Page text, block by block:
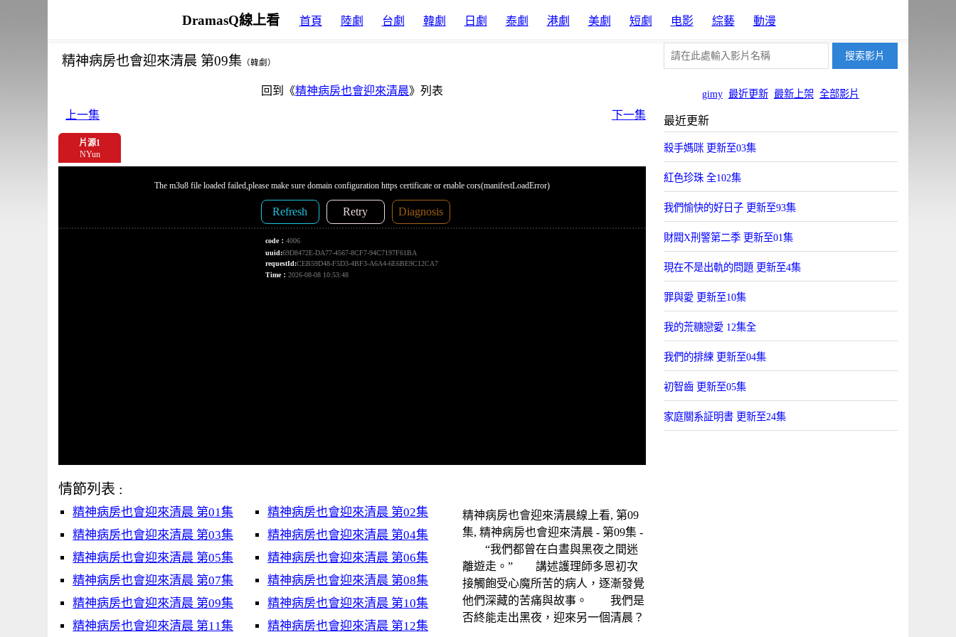
DramasQ線上看 首頁 陸劇 台劇 韓劇 日劇 泰劇 港劇 美劇 短劇 电影 綜藝 動漫
gimy 最近更新 最新上架 全部影片
精神病房也會迎來清晨 第09集 （韓劇）
回到《精神病房也會迎來清晨》列表
上一集
下一集
片源1
NYun
情節列表 :
精神病房也會迎來清晨 第01集
精神病房也會迎來清晨 第02集
精神病房也會迎來清晨 第03集
精神病房也會迎來清晨 第04集
精神病房也會迎來清晨 第05集
精神病房也會迎來清晨 第06集
精神病房也會迎來清晨 第07集
精神病房也會迎來清晨 第08集
精神病房也會迎來清晨 第09集
精神病房也會迎來清晨 第10集
精神病房也會迎來清晨 第11集
精神病房也會迎來清晨 第12集
精神病房也會迎來清晨線上看, 第09
集, 精神病房也會迎來清晨 - 第09集 -
“我們都曾在白晝與黑夜之間迷
離遊走。” 講述護理師多恩初次
接觸飽受心魔所苦的病人，逐漸發覺
他們深藏的苦痛與故事。 我們是
否終能走出黑夜，迎來另一個清晨？
最近更新
殺手媽咪 更新至03集
紅色珍珠 全102集
我們愉快的好日子 更新至93集
財閥X刑警第二季 更新至01集
現在不是出軌的問題 更新至4集
罪與愛 更新至10集
我的荒糖戀愛 12集全
我們的排練 更新至04集
初智齒 更新至05集
家庭關系証明書 更新至24集